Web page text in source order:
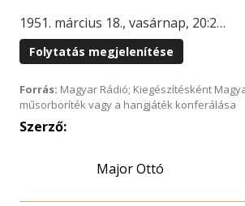
1951. március 18., vasárnap, 20:2…
Folytatás megjelenítése
Forrás: Magyar Rádió; Kiegészítésként
műsorboríték vagy a hangjáték konferálása
Szerző:
Major Ottó